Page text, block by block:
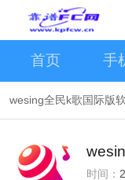
首页 手
wesing全民k歌国际版
时间：